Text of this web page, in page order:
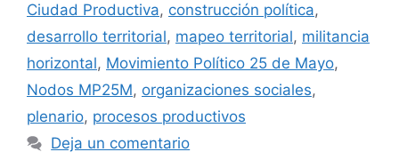
Ciudad Productiva, construcción política,
desarrollo territorial, mapeo territorial, militancia
horizontal, Movimiento Político 25 de Mayo,
Nodos MP25M, organizaciones sociales,
plenario, procesos productivos
Deja un comentario